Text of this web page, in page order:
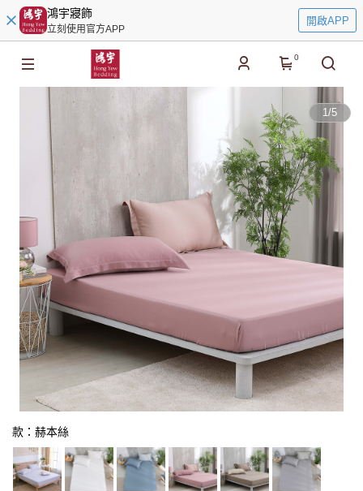
鴻宇寢飾
立刻使用官方APP
開啟APP
0
1/5
款：赫本絲